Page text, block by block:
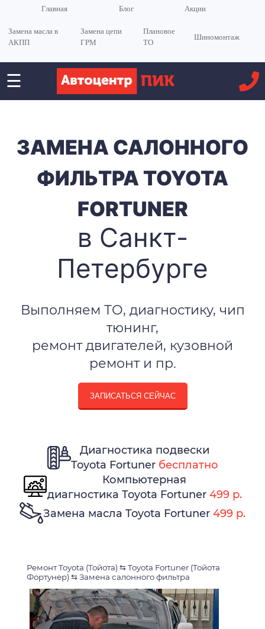
Главная Блог Акции
Замена масла в
АКПП
Замена цепи
ГРМ
Плановое
ТО
Шиномонтаж
☰
ЗАМЕНА САЛОННОГО
ФИЛЬТРА TOYOTA
FORTUNER
в Санкт-
Петербурге
Выполняем ТО, диагностику, чип
тюнинг,
ремонт двигателей, кузовной
ремонт и пр.
ЗАПИСАТЬСЯ СЕЙЧАС
Диагностика подвески
Toyota Fortuner бесплатно
Компьютерная
диагностика Toyota Fortuner 499 р.
Замена масла Toyota Fortuner 499 р.
Ремонт Toyota (Тойота) ⇆Toyota Fortuner (Тойота
Фортунер) ⇆Замена салонного фильтра